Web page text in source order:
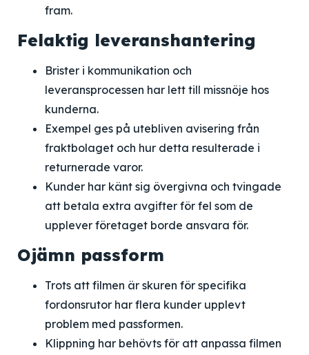
fram.
Felaktig leveranshantering
Brister i kommunikation och
leveransprocessen har lett till missnöje hos
kunderna.
Exempel ges på utebliven avisering från
fraktbolaget och hur detta resulterade i
returnerade varor.
Kunder har känt sig övergivna och tvingade
att betala extra avgifter för fel som de
upplever företaget borde ansvara för.
Ojämn passform
Trots att filmen är skuren för specifika
fordonsrutor har flera kunder upplevt
problem med passformen.
Klippning har behövts för att anpassa filmen